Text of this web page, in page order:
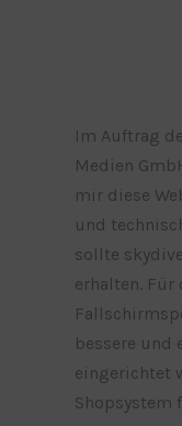
Im Auftrag
Medien
mir diese
und
sollte
erhalten. Für
bessere und
eingerichtet
Shopsystem